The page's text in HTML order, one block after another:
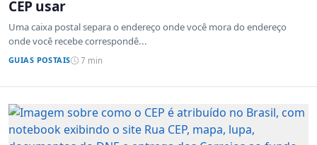
CEP usar
Uma caixa postal separa o endereço onde você mora do endereço
onde você recebe correspondê...
GUIAS POSTAIS 7 min